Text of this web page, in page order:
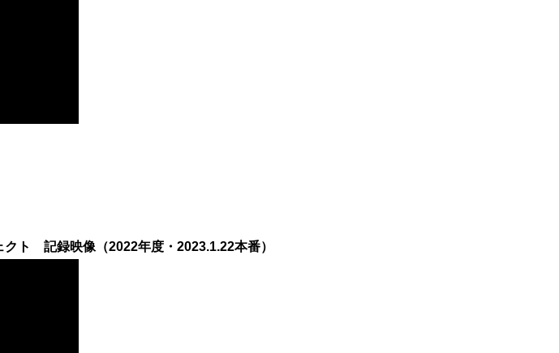
ト 記録映像（2022年度・2023.1.22本番）